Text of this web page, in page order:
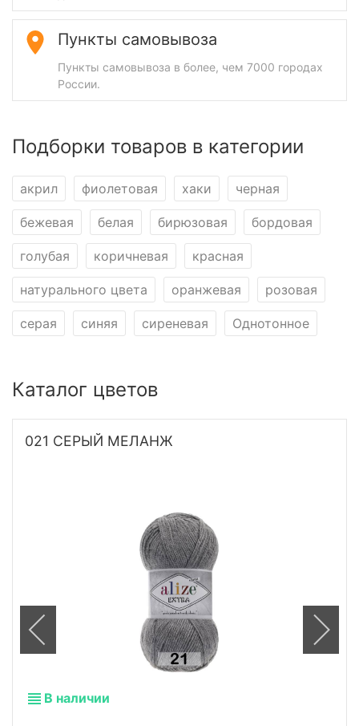
Пункты самовывоза
Пункты самовывоза в более, чем 7000 городах
России.
Подборки товаров в категории
акрил фиолетовая хаки черная
бежевая белая бирюзовая бордовая
голубая коричневая красная
натурального цвета оранжевая розовая
серая синяя сиреневая Однотонное
Каталог цветов
021 СЕРЫЙ МЕЛАНЖ
В наличии